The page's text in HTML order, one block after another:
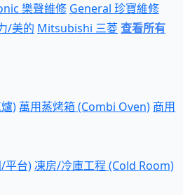
樂聲維修 General 珍寶維修
/美的 Mitsubishi 三菱查看所有
) 萬用蒸烤箱 (Combi Oven) 商用
平台)凍房/冷庫工程 (Cold Room)